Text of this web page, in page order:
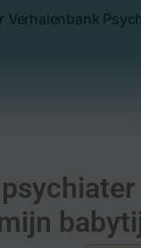
Verhalenbank